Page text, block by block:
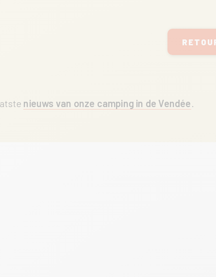
nieuws van onze camping in de Vendée.